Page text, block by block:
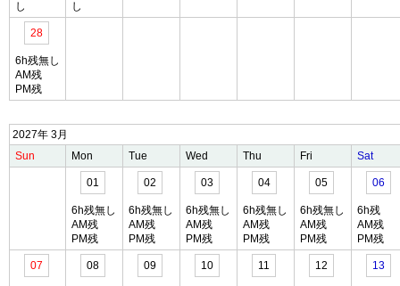
し し
28
6h残無し
AM残
PM残
2027年 3月
Sun
Mon Tue Wed Thu Fri Sat
01
6h残無し
AM残
PM残
02
6h残無し
AM残
PM残
03
6h残無し
AM残
PM残
04
6h残無し
AM残
PM残
05
6h残無し
AM残
PM残
06
6h残
AM残
PM残
07 08 09 10 11 12 13